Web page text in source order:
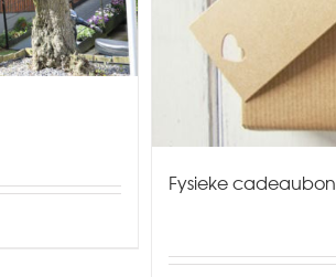
Fysieke cadeaubon